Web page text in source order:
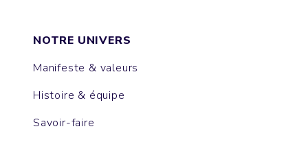
NOTRE UNIVERS
Manifeste & valeurs
Histoire & équipe
Savoir-faire